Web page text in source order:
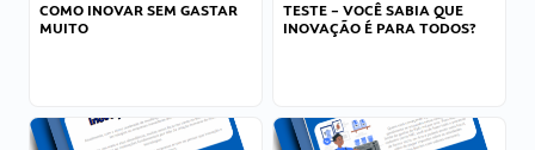
COMO INOVAR SEM GASTAR
MUITO
TESTE – VOCÊ SABIA QUE
INOVAÇÃO É PARA TODOS?